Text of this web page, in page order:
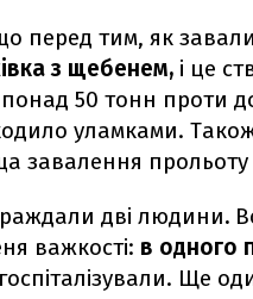
перед тим, як
з щебенем, і це
50 тонн проти
уламками.
завалення прольоту
дві людини.
важкості: в одного
госпіталізували. Ще